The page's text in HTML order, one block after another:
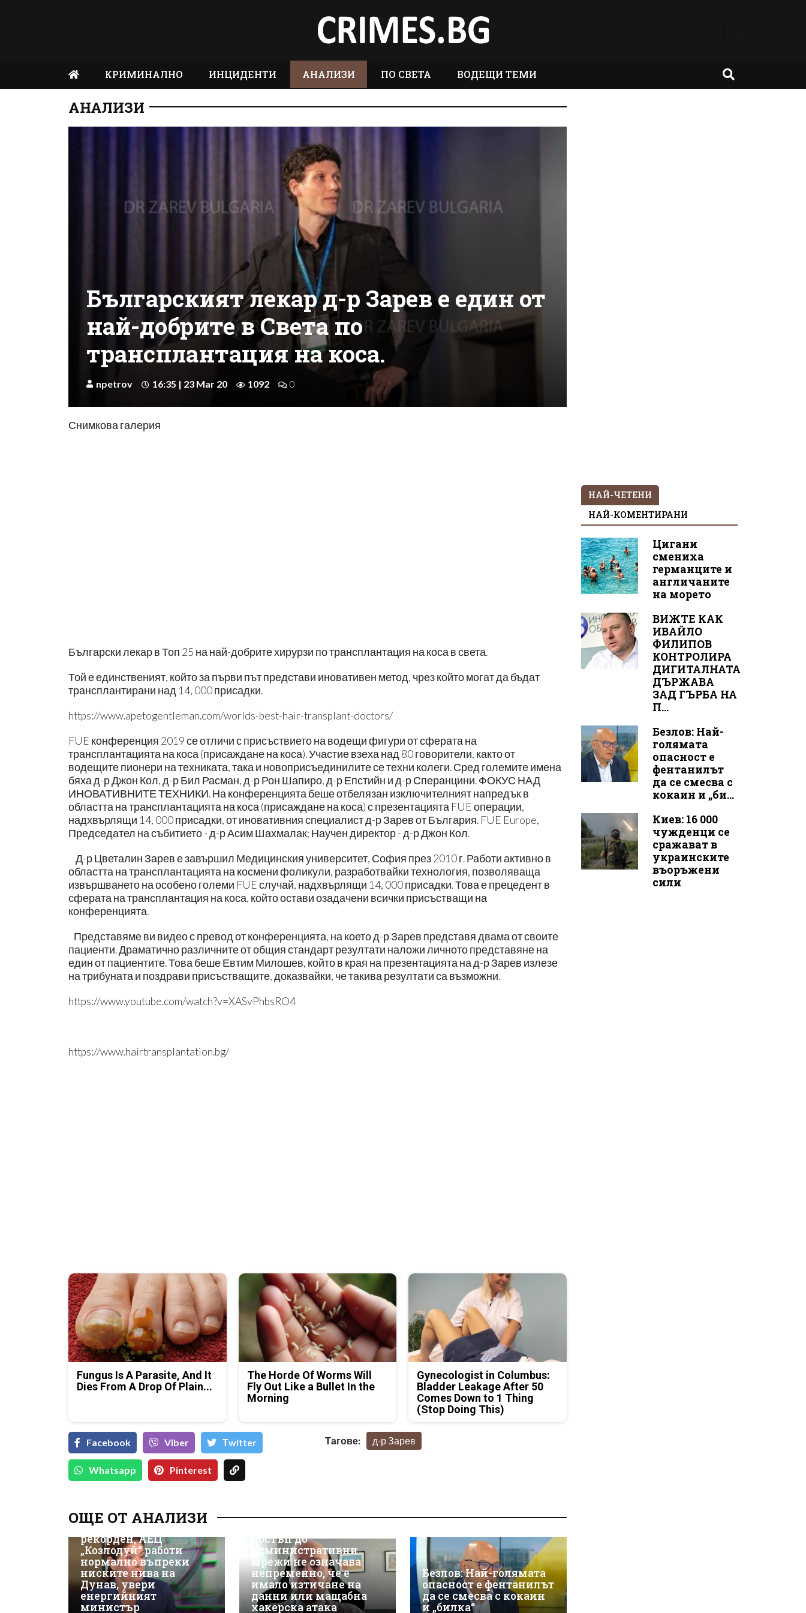
КРИМИНАЛНО ИНЦИДЕНТИ АНАЛИЗИ ПО СВЕТА ВОДЕЩИ ТЕМИ
АНАЛИЗИ
Българският лекар д-р Зарев е един от
най-добрите в Света по
трансплантация на коса.
npetrov 16:35 | 23 Mar 20 1092 0
Снимкова галерия
Български лекар в Топ 25 на най-добрите хирурзи по трансплантация на коса в света.
Той е единственият, който за първи път представи иновативен метод, чрез който могат да бъдат
трансплантирани над 14, 000 присадки.
https://www.apetogentleman.com/worlds-best-hair-transplant-doctors/
FUE конференция 2019 се отличи с присъствието на водещи фигури от сферата на
трансплантацията на коса (присаждане на коса). Участие взеха над 80 говорители, както от
водещите пионери на техниката, така и новоприсъединилите се техни колеги. Сред големите имена
бяха д-р Джон Кол, д-р Бил Расман, д-р Рон Шапиро, д-р Епстийн и д-р Сперанцини. ФОКУС НАД
ИНОВАТИВНИТЕ ТЕХНИКИ. На конференцията беше отбелязан изключителният напредък в
областта на трансплантацията на коса (присаждане на коса) с презентацията FUE операции,
надхвърлящи 14, 000 присадки, от иновативния специалист д-р Зарев от България. FUE Europe,
Председател на събитието - д-р Асим Шахмалак; Научен директор - д-р Джон Кол.
Д-р Цветалин Зарев е завършил Медицинския университет, София през 2010 г. Работи активно в
областта на трансплантацията на космени фоликули, разработвайки технология, позволяваща
извършването на особено големи FUE случай, надхвърлящи 14, 000 присадки. Това е прецедент в
сферата на трансплантация на коса, който остави озадачени всички присъстващи на
конференцията.
Представяме ви видео с превод от конференцията, на което д-р Зарев представя двама от своите
пациенти. Драматично различните от общия стандарт резултати наложи личното представяне на
един от пациентите. Това беше Евтим Милошев, който в края на презентацията на д-р Зарев излезе
на трибуната и поздрави присъстващите, доказвайки, че такива резултати са възможни.
https://www.youtube.com/watch?v=XASvPhbsRO4
https://www.hairtransplantation.bg/
Fungus Is A Parasite, And It
Dies From A Drop Of Plain...
The Horde Of Worms Will
Fly Out Like a Bullet In the
Morning
Gynecologist in Columbus:
Bladder Leakage After 50
Comes Down to 1 Thing
(Stop Doing This)
Facebook Viber Тwitter
Whatsapp Pinterest
Тагове: д-р Зарев
ОЩЕ ОТ АНАЛИЗИ
Износът на ток е
рекорден, АЕЦ
„Козлодуй“ работи
нормално въпреки
ниските нива на
Дунав, увери
енергийният
министър
киберсигурност:
достъп до
административни
мрежи не означава
непременно, че е
имало изтичане на
данни или мащабна
хакерска атака
Безлов: Най-голямата
опасност е фентанилът
да се смесва с кокаин
и „билка“
НАЙ-ЧЕТЕНИ
НАЙ-КОМЕНТИРАНИ
Цигани
смениха
германците и
англичаните
на морето
ВИЖТЕ КАК
ИВАЙЛО
ФИЛИПОВ
КОНТРОЛИРА
ДИГИТАЛНАТА
ДЪРЖАВА
ЗАД ГЪРБА НА
П...
Безлов: Най-
голямата
опасност е
фентанилът
да се смесва с
кокаин и „би...
Киев: 16 000
чужденци се
сражават в
украинските
въоръжени
сили